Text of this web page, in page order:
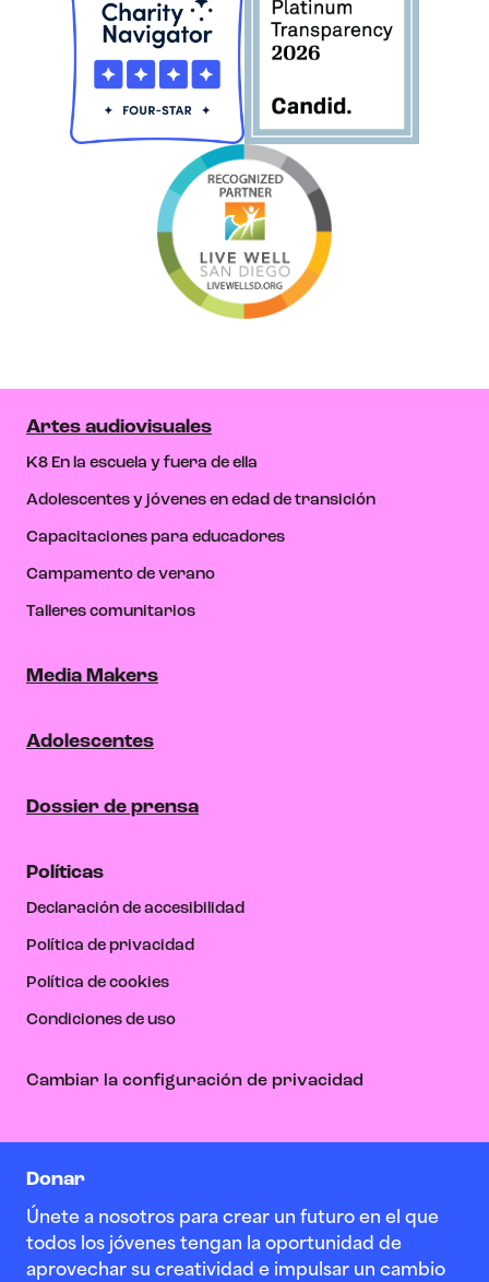
Donar
Únete a nosotros para crear un futuro en el que
todos los jóvenes tengan la oportunidad de
aprovechar su creatividad e impulsar un cambio
Artes audiovisuales
K8 En la escuela y fuera de ella
Adolescentes y jóvenes en edad de transición
Capacitaciones para educadores
Campamento de verano
Talleres comunitarios
Media Makers
Adolescentes
Dossier de prensa
Políticas
Declaración de accesibilidad
Política de privacidad
Política de cookies
Condiciones de uso
Cambiar la configuración de privacidad